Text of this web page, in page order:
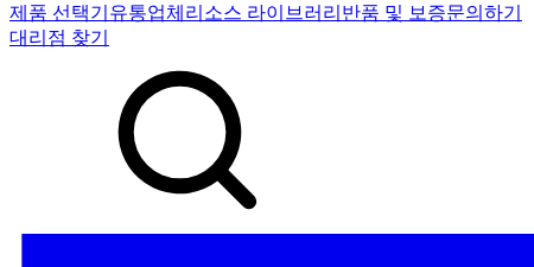
제품 선택기 유통업체 리소스 라이브러리 반품 및 보증문의하기
대리점 찾기